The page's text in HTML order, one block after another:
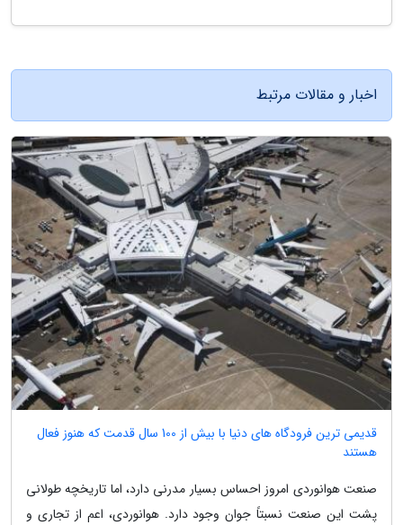
اخبار و مقالات مرتبط
قدیمی ترین فرودگاه های دنیا با بیش از 100 سال قدمت که هنوز فعال
هستند
صنعت هوانوردی امروز احساس بسیار مدرنی دارد، اما تاریخچه طولانی
پشت این صنعت نسبتاً جوان وجود دارد. هوانوردی، اعم از تجاری و